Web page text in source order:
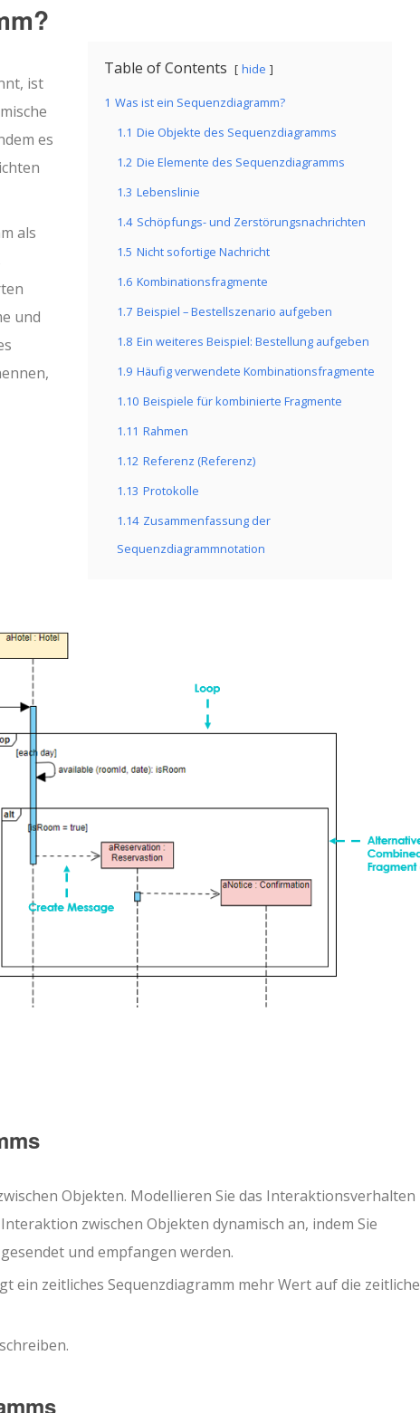
Table of Contents hide
1 Was ist ein Sequenzdiagramm?
1.1 Die Objekte des Sequenzdiagramms
1.2 Die Elemente des Sequenzdiagramms
1.3 Lebenslinie
1.4 Schöpfungs- und Zerstörungsnachrichten
1.5 Nicht sofortige Nachricht
1.6 Kombinationsfragmente
1.7 Beispiel – Bestellszenario aufgeben
1.8 Ein weiteres Beispiel: Bestellung aufgeben
1.9 Häufig verwendete Kombinationsfragmente
1.10 Beispiele für kombinierte Fragmente
1.11 Rahmen
1.12 Referenz (Referenz)
1.13 Protokolle
1.14 Zusammenfassung der
Sequenzdiagrammnotation
ist
es
als
und
Objekten. Modellieren Sie das Interaktionsverhalten
zwischen Objekten dynamisch an, indem Sie
und empfangen werden.
ein zeitliches Sequenzdiagramm mehr Wert auf die zeitliche